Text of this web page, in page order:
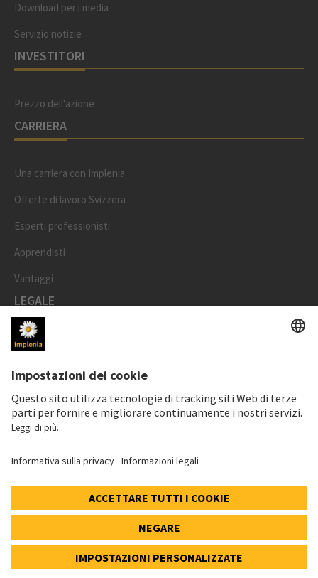
Download per i media
Servizio notizie
INVESTITORI
Prezzo dell'azione
CARRIERA
Una carriera con Implenia
Offerte di lavoro Svizzera
Esperti professionisti
Apprendisti
Vantaggi
LEGALE
Impronta
Protezione dei dati
Informativa cookie e social media
Impostazioni dei cookie
SWX: Implenia AG
62,30 CHF
-0,40 CHF (-0,64%)